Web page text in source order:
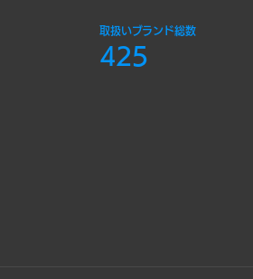
取扱いブランド総数
425